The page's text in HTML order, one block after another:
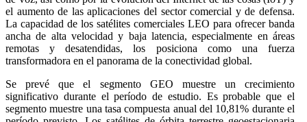
el aumento de las aplicaciones del sector comercial y de defensa.
La capacidad de los satélites comerciales LEO para ofrecer banda
ancha de alta velocidad y baja latencia, especialmente en áreas
remotas y desatendidas, los posiciona como una fuerza
transformadora en el panorama de la conectividad global.
Se prevé que el segmento GEO muestre un crecimiento
significativo durante el período de estudio. Es probable que el
segmento muestre una tasa compuesta anual del 10,81% durante el